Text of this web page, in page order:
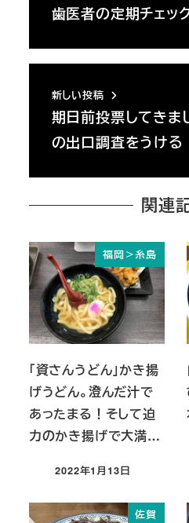
歯医者の定期チェッ
新しい投稿
期日前投票してきま
の出口調査をうける
関連
福岡＞糸島
「資さんうどん」かき揚
げうどん。澄んだ汁で
あったまる！そして迫
力のかき揚げで大満…
投稿日
2022年1月13日
佐賀